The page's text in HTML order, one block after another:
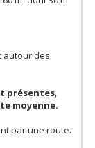
autour des
présentes,
moyenne.
par une route.